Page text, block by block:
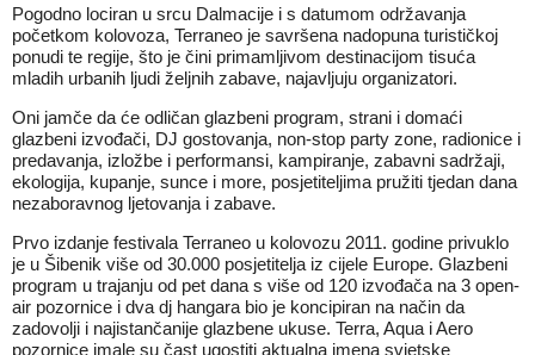
Pogodno lociran u srcu Dalmacije i s datumom održavanja
početkom kolovoza, Terraneo je savršena nadopuna turističkoj
ponudi te regije, što je čini primamljivom destinacijom tisuća
mladih urbanih ljudi željnih zabave, najavljuju organizatori.
Oni jamče da će odličan glazbeni program, strani i domaći
glazbeni izvođači, DJ gostovanja, non-stop party zone, radionice i
predavanja, izložbe i performansi, kampiranje, zabavni sadržaji,
ekologija, kupanje, sunce i more, posjetiteljima pružiti tjedan dana
nezaboravnog ljetovanja i zabave.
Prvo izdanje festivala Terraneo u kolovozu 2011. godine privuklo
je u Šibenik više od 30.000 posjetitelja iz cijele Europe. Glazbeni
program u trajanju od pet dana s više od 120 izvođača na 3 open-
air pozornice i dva dj hangara bio je koncipiran na način da
zadovolji i najistančanije glazbene ukuse. Terra, Aqua i Aero
pozornice imale su čast ugostiti aktualna imena svjetske